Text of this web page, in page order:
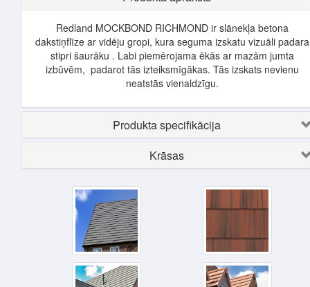
Redland MOCKBOND RICHMOND ir slānekļa betona
dakstiņflīze ar vidēju gropi, kura seguma izskatu vizuāli padara
stipri šaurāku . Labi piemērojama ēkās ar mazām jumta
izbūvēm, padarot tās izteiksmīgākas. Tās izskats nevienu
neatstās vienaldzīgu.
Produkta specifikācija
Krāsas